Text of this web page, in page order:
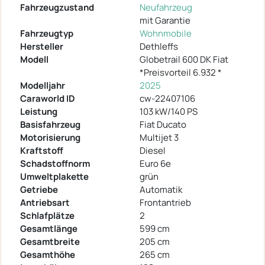
Fahrzeugzustand
Neufahrzeug
mit Garantie
Fahrzeugtyp
Wohnmobile
Hersteller
Dethleffs
Modell
Globetrail 600 DK Fiat
*Preisvorteil 6.932 *
Modelljahr
2025
Caraworld ID
cw-22407106
Leistung
103 kW/140 PS
Basisfahrzeug
Fiat Ducato
Motorisierung
Multijet 3
Kraftstoff
Diesel
Schadstoffnorm
Euro 6e
Umweltplakette
grün
Getriebe
Automatik
Antriebsart
Frontantrieb
Schlafplätze
2
Gesamtlänge
599 cm
Gesamtbreite
205 cm
Gesamthöhe
265 cm